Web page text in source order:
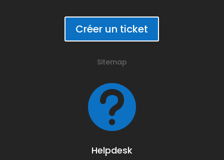
Créer un ticket
Sitemap

Helpdesk